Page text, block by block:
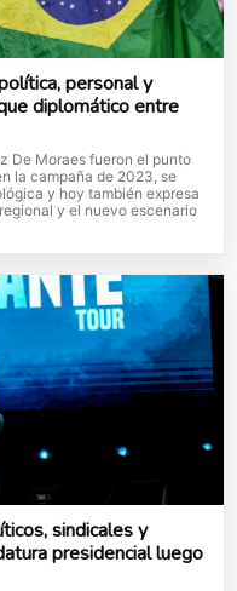
personal y
diplomático entre
De Moraes fueron el punto
la campaña de 2023, se
y hoy también expresa
y el nuevo escenario
sindicales y
presidencial luego